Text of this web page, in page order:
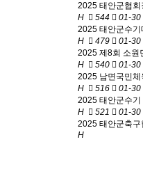
2025 태안군협
H
544 01-30
2025 태안군수
H
479 01-30
2025 제8회 소원
H
540 01-30
2025 남면국민
H
516 01-30
2025 태안군수
H
521 01-30
2025 태안군축
H